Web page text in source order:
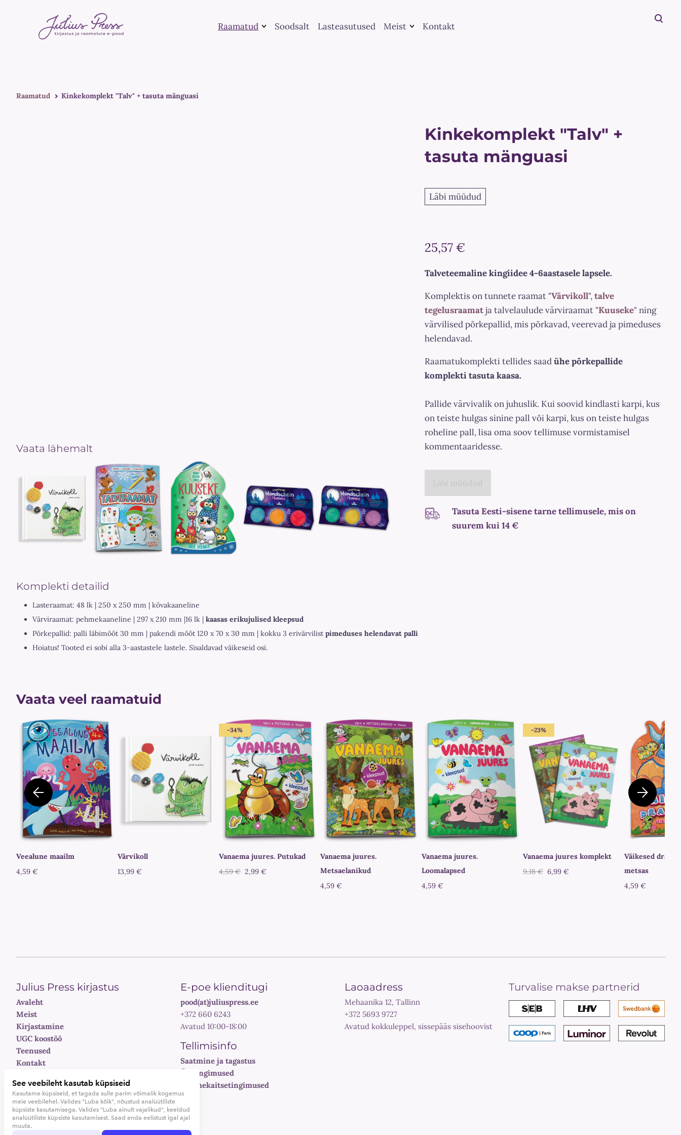
Raamatud Soodsalt Lasteasutused Meist Kontakt
Raamatud Kinkekomplekt "Talv" + tasuta mänguasi
Vaata lähemalt
Kinkekomplekt "Talv" +
tasuta mänguasi
Läbi müüdud
25,57 €
Talveteemaline kingiidee 4-6aastasele lapsele.
Komplektis on tunnete raamat "Värvikoll",talve
tegelusraamatja talvelaulude värviraamat "Kuuseke" ning
värvilised põrkepallid, mis põrkavad, veerevad ja pimeduses
helendavad.
Raamatukomplekti tellides saadühepõrkepallide
komplekti tasuta kaasa.
Pallide värvivalik on juhuslik. Kui soovid kindlasti karpi, kus
on teiste hulgas sinine pall või karpi, kus on teiste hulgas
roheline pall, lisa oma soov tellimuse vormistamisel
kommentaaridesse.
Tasuta Eesti-sisene tarne tellimusele, mis on
suurem kui 14 €
Komplekti detailid
Lasteraamat: 48 lk | 250 x 250 mm | kõvakaaneline
Värviraamat: pehmekaaneline | 297 x 210 mm |16 lk | kaasas erikujulised kleepsud
Põrkepallid: palli läbimõõt 30 mm | pakendi mõõt 120 x 70 x 30 mm | kokku 3 erivärvilist pimeduses helendavat palli
Hoiatus! Tooted ei sobi alla 3-aastastele lastele. Sisaldavad väikeseid osi.
Vaata veel raamatuid
Veealune maailm
4,59 €
Värvikoll
13,99 €
-34%
Vanaema juures. Putukad
4,59 € 2,99 €
Vanaema juures.
Metsaelanikud
4,59 €
Vanaema juures.
Loomalapsed
4,59 €
-23%
Vanaema juures komplekt
9,18 € 6,99 €
Väikesed
metsas
4,59 €
Julius Press kirjastus
Avaleht
Meist
Kirjastamine
UGC koostöö
Teenused
Kontakt
E-poe klienditugi
pood(at)juliuspress.ee
+372 660 6243
Avatud 10:00-18:00
Tellimisinfo
Saatmine ja tagastus
Üldtingimused
Andmekaitsetingimused
Laoaadress
Mehaanika 12, Tallinn
+372 5693 9727
Avatud kokkuleppel, sissepääs sisehoovist
Turvalise makse partnerid
©Julius Press, 2026
See veebileht kasutab küpsiseid
Kasutame küpsiseid, et tagada sulle parim võimalik kogemus
meie veebilehel. Valides "Luba kõik", nõustud analüütiliste
küpsiste kasutamisega. Valides "Luba ainult vajalikud", keeldud
analüütiliste küpsiste kasutamisest. Saad enda eelistust igal ajal
muuta.